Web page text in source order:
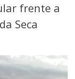
frente a
Seca